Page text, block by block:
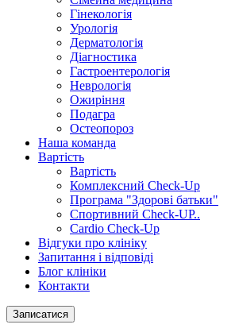
Гінекологія
Урологія
Дерматологія
Діагностика
Гастроентерологія
Неврологія
Ожиріння
Подагра
Остеопороз
Наша команда
Вартість
Вартість
Комплексний Check-Up
Програма "Здорові батьки"
Спортивний Check-UP..
Cardio Check-Up
Відгуки про клініку
Запитання і відповіді
Блог клініки
Контакти
Записатися